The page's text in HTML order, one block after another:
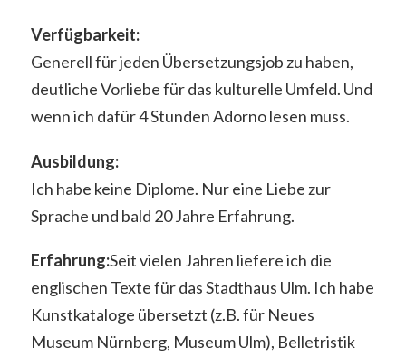
Verfügbarkeit:
Generell für jeden Übersetzungsjob zu haben,
deutliche Vorliebe für das kulturelle Umfeld. Und
wenn ich dafür 4 Stunden Adorno lesen muss.
Ausbildung:
Ich habe keine Diplome. Nur eine Liebe zur
Sprache und bald 20 Jahre Erfahrung.
Erfahrung:Seit vielen Jahren liefere ich die
englischen Texte für das Stadthaus Ulm. Ich habe
Kunstkataloge übersetzt (z.B. für Neues
Museum Nürnberg, Museum Ulm), Belletristik